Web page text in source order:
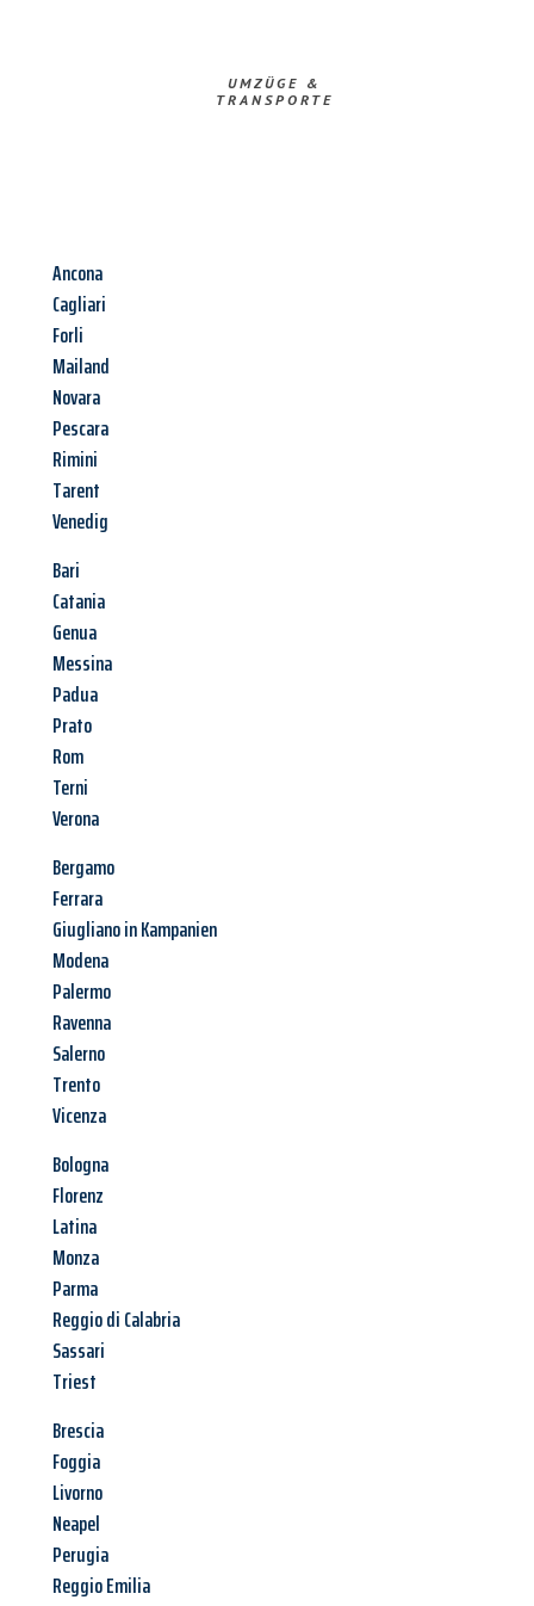
UMZÜGE &
TRANSPORTE
Ancona
Cagliari
Forli
Mailand
Novara
Pescara
Rimini
Tarent
Venedig
Bari
Catania
Genua
Messina
Padua
Prato
Rom
Terni
Verona
Bergamo
Ferrara
Giugliano in Kampanien
Modena
Palermo
Ravenna
Salerno
Trento
Vicenza
Bologna
Florenz
Latina
Monza
Parma
Reggio di Calabria
Sassari
Triest
Brescia
Foggia
Livorno
Neapel
Perugia
Reggio Emilia